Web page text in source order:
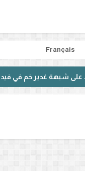
Français
غدير خم في فيديو